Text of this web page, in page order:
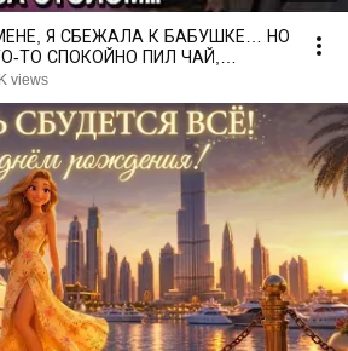
Я СБЕЖАЛА К БАБУШКЕ… НО
ТО СПОКОЙНО ПИЛ ЧАЙ,
МЕНЯ…
views